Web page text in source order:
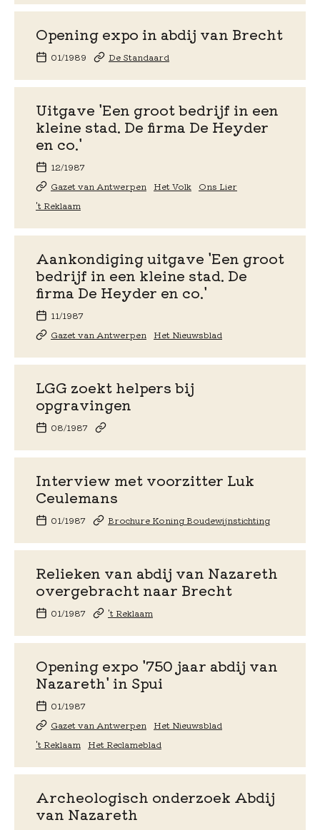
Opening expo in abdij van Brecht
01/1989 De Standaard
Uitgave 'Een groot bedrijf in een
kleine stad. De firma De Heyder
en co.'
12/1987
Gazet van Antwerpen
Het Volk
Ons Lier
't Reklaam
Aankondiging uitgave 'Een groot
bedrijf in een kleine stad. De
firma De Heyder en co.'
11/1987
Gazet van Antwerpen
Het Nieuwsblad
LGG zoekt helpers bij
opgravingen
08/1987
Interview met voorzitter Luk
Ceulemans
01/1987 Brochure Koning Boudewijnstichting
Relieken van abdij van Nazareth
overgebracht naar Brecht
01/1987 't Reklaam
Opening expo '750 jaar abdij van
Nazareth' in Spui
01/1987
Gazet van Antwerpen
Het Nieuwsblad
't Reklaam
Het Reclameblad
Archeologisch onderzoek Abdij
van Nazareth